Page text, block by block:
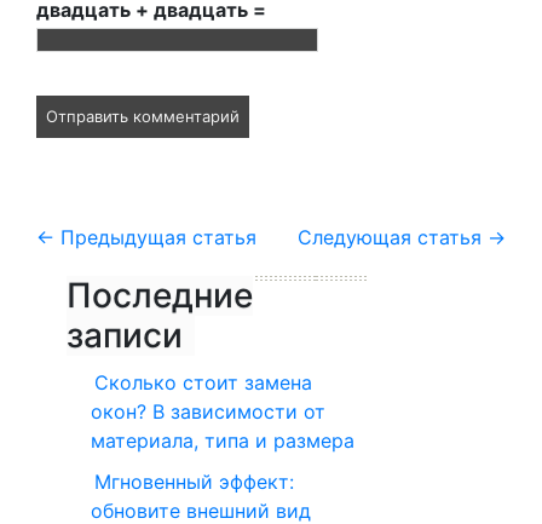
двадцать + двадцать =
← Предыдущая статья Следующая статья →
Последние
записи
Сколько стоит замена
окон? В зависимости от
материала, типа и размера
Мгновенный эффект:
обновите внешний вид